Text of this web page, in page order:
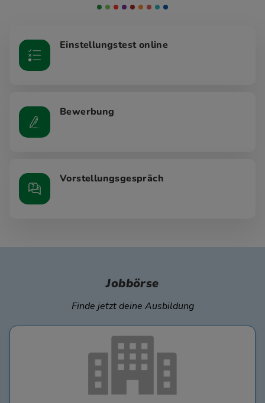
Einstellungstest online
Bewerbung
Vorstellungsgespräch
Jobbörse
Finde jetzt deine Ausbildung